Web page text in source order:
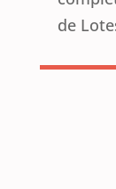
de